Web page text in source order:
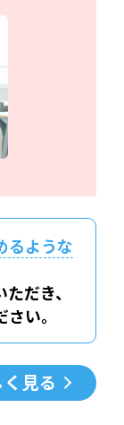
るような
だき、
い。
見る